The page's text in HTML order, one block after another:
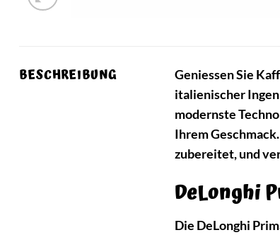
BESCHREIBUNG Geniessen Sie
italienischer
modernste
Ihrem
zubereitet, und
DeLonghi
Die DeLonghi